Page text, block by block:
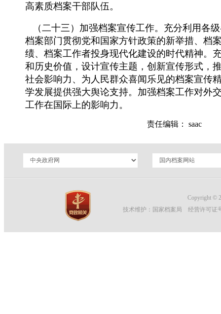
高素质档案干部队伍。
（二十三）加强档案宣传工作。充分利用各
档案部门贯彻党和国家方针政策的新举措、档
绩、档案工作者投身现代化建设的时代精神。
和历史价值，设计宣传主题，创新宣传形式，
社会影响力、为人民群众喜闻乐见的档案宣传
学发展提供强大舆论支持。加强档案工作对外
工作在国际上的影响力。
责任编辑： saac